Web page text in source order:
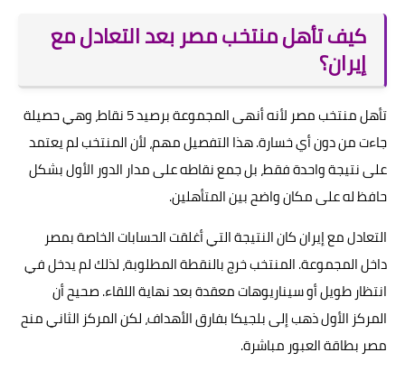
كيف تأهل منتخب مصر بعد التعادل مع
إيران؟
تأهل منتخب مصر لأنه أنهى المجموعة برصيد 5 نقاط، وهي حصيلة
جاءت من دون أي خسارة. هذا التفصيل مهم، لأن المنتخب لم يعتمد
على نتيجة واحدة فقط، بل جمع نقاطه على مدار الدور الأول بشكل
حافظ له على مكان واضح بين المتأهلين.
التعادل مع إيران كان النتيجة التي أغلقت الحسابات الخاصة بمصر
داخل المجموعة. المنتخب خرج بالنقطة المطلوبة، لذلك لم يدخل في
انتظار طويل أو سيناريوهات معقدة بعد نهاية اللقاء. صحيح أن
المركز الأول ذهب إلى بلجيكا بفارق الأهداف، لكن المركز الثاني منح
مصر بطاقة العبور مباشرة.